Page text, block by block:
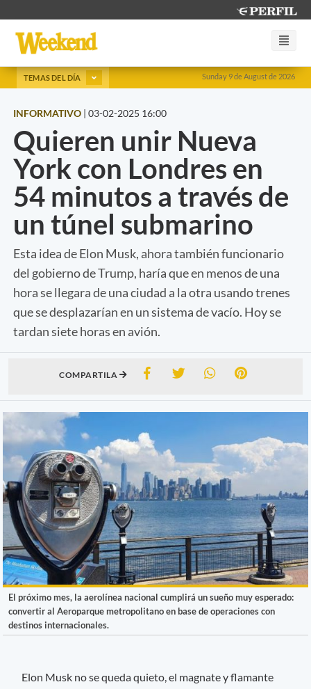
Sunday 9 de August de 2026
TEMAS DEL DÍA
INFORMATIVO | 03-02-2025 16:00
Quieren unir Nueva
York con Londres en
54 minutos a través de
un túnel submarino
Esta idea de Elon Musk, ahora también funcionario
del gobierno de Trump, haría que en menos de una
hora se llegara de una ciudad a la otra usando trenes
que se desplazarían en un sistema de vacío. Hoy se
tardan siete horas en avión.
COMPARTILA
El próximo mes, la aerolínea nacional cumplirá un sueño muy esperado:
convertir al Aeroparque metropolitano en base de operaciones con
destinos internacionales.
Elon Musk no se queda quieto, el magnate y flamante